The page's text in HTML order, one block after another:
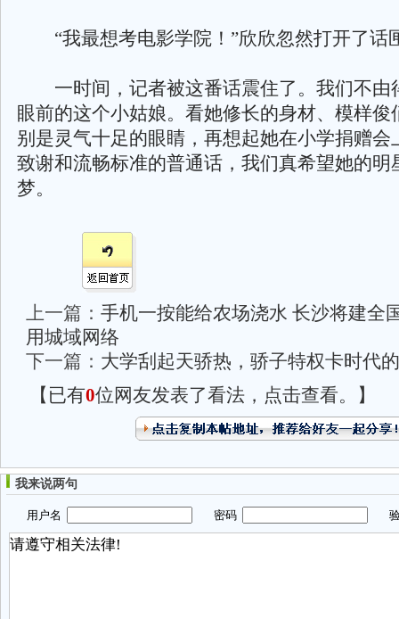
“我最想考电影学院！”欣欣忽然打开了话
一时间，记者被这番话震住了。我们不由
眼前的这个小姑娘。看她修长的身材、模样俊
别是灵气十足的眼睛，再想起她在小学捐赠会
致谢和流畅标准的普通话，我们真希望她的明
梦。
上一篇： 手机一按能给农场浇水 长沙将建全
用城域网络
下一篇： 大学刮起天骄热，骄子特权卡时代
【已有0位网友发表了看法，点击查看。】
我来说两句
用户名 密码 验